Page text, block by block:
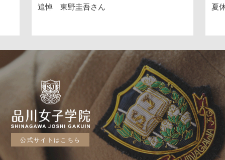
追悼 東野圭吾さん 夏
公式サイトはこちら